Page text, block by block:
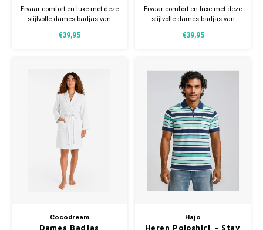
Turquoise -
Lichtgewicht
Ervaar comfort en luxe met deze
stijlvolle dames badjas van
gemaakt van een
beste van beide materialen.
€39,95
- Lichtgewicht
Ervaar comfort en luxe met deze
stijlvolle dames badjas van
gemaakt van een
Hierdoor profiteer je van het
beste van beide materialen.
€39,95
Cocodream
Dames Badjas
Hajo
Heren Poloshirt – Stay